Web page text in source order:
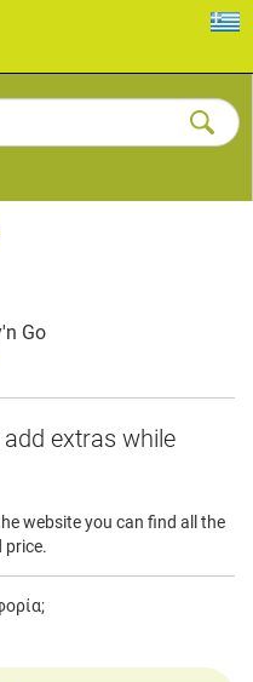
Go
add extras while
website you can find all the
price.